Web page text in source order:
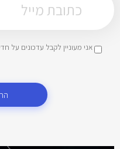
אני מעוניין לקבל עדכונים על